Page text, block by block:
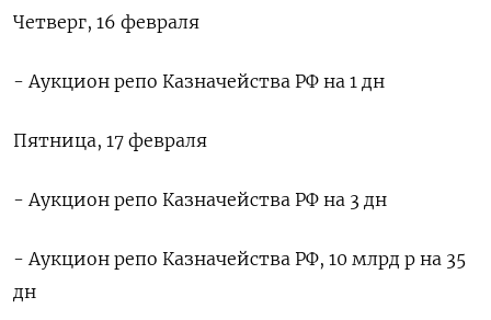
Четверг, 16 февраля
- Аукцион репо Казначейства РФ на 1 дн
Пятница, 17 февраля
- Аукцион репо Казначейства РФ на 3 дн
- Аукцион репо Казначейства РФ, 10 млрд р на 35
дн